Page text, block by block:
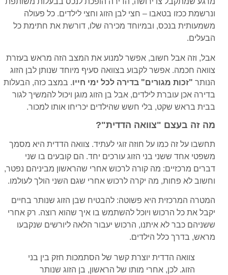
ונרשמת ככזו בטאבו – חצי לבן הזוג וחצי לילדים. כל פעולה
משמעותית בנכס, ובמיוחד מכירה שלו, דורשת את חתימת כל
הבעלים.
אבל, וזה אבל חשוב, אפשר למנוע את המצב הזה מראש בעזרת
צוואה חכמה. אפשר לקבוע בצוואה סעיף מיוחד שנותן לבן הזוג
הנותר "זכות מגורים" בדירה לכל ימי חייו. במצב כזה, הבעלות
בדירה אכן עוברת לילדים, אבל בן הזוג מוגן ויכול להמשיך לגור
בבית בראש שקט, בלי חשש שהילדים יכריחו אותו למכור.
מה זה בעצם "צוואה הדדית"?
תחשבו על זה כמו על חוזה זוגי לעתיד. צוואה הדדית היא מסמך
משפטי אחד ששני בני הזוג עורכים יחד. הם קובעים בו שני
דברים מרכזיים: מה קורה לרכוש אחרי שהראשון מביניהם נפטר,
וחשוב לא פחות, מה יקרה לרכוש אחרי שגם השני הולך לעולמו.
המטרה המרכזית היא פשוטה: להבטיח שבן הזוג שנותר בחיים
יקבל את כל הרכוש ויוכל להשתמש בו איך שהוא רוצה. רק אחרי
ששניהם כבר לא איתנו, הרכוש יעבור הלאה ליורשים שנקבעו
מראש, בדרך כלל הילדים.
צוואה הדדית יוצרת קשר של הסתמכות חזק בין בני
הזוג. לכן, אחרי מותו של הראשון, בן הזוג שנותר